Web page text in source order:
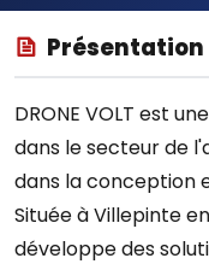
Présentation
DRONE VOLT est
dans le secteur de
dans la conception
Située à Villepinte
développe des